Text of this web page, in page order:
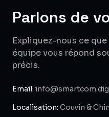
Parlons de
Expliquez-nous ce
équipe vous répond
précis.
Email:
Localisation: Couvin &